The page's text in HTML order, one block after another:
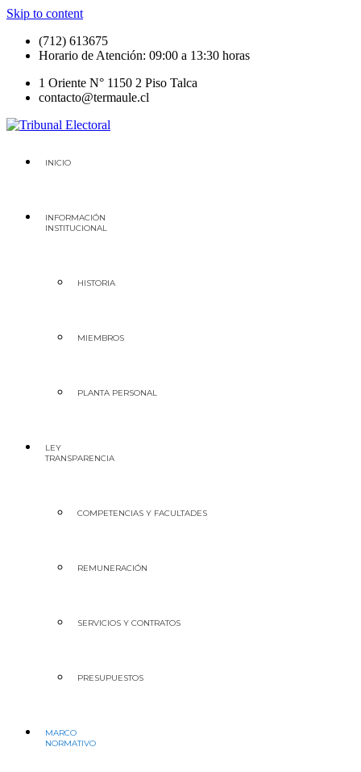
Skip to content
(712) 613675
Horario de Atención: 09:00 a 13:30 horas
1 Oriente N° 1150 2 Piso Talca
contacto@termaule.cl
INICIO
INFORMACIÓN
INSTITUCIONAL
HISTORIA
MIEMBROS
PLANTA PERSONAL
LEY
TRANSPARENCIA
COMPETENCIAS Y FACULTADES
REMUNERACIÓN
SERVICIOS Y CONTRATOS
PRESUPUESTOS
MARCO
NORMATIVO